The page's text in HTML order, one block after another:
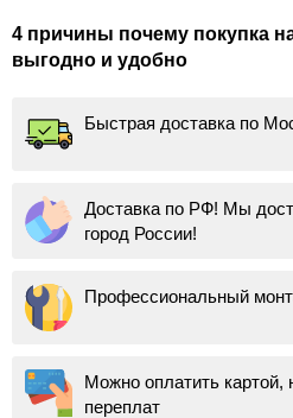
4 причины почему покупка
выгодно и удобно
Быстрая доставка по
Доставка по РФ! Мы
город России!
Профессиональный
Можно оплатить картой,
переплат